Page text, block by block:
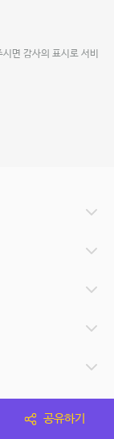
면 감사의 표시로 서비
공유하기